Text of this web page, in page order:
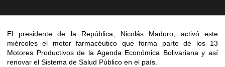
El presidente de la República, Nicolás Maduro, activó este
miércoles el motor farmacéutico que forma parte de los 13
Motores Productivos de la Agenda Económica Bolivariana y así
renovar el Sistema de Salud Público en el país.